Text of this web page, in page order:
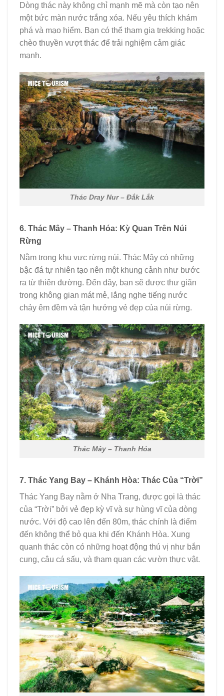
Dòng thác này không chỉ mạnh mẽ mà còn tạo nên
một bức màn nước trắng xóa. Nếu yêu thích khám
phá và mạo hiểm. Bạn có thể tham gia trekking hoặc
chèo thuyền vượt thác để trải nghiệm cảm giác
mạnh.
Thác Dray Nur – Đắk Lắk
6. Thác Mây – Thanh Hóa: Kỳ Quan Trên Núi
Rừng
Nằm trong khu vực rừng núi. Thác Mây có những
bậc đá tự nhiên tạo nên một khung cảnh như bước
ra từ thiên đường. Đến đây, bạn sẽ được thư giãn
trong không gian mát mẻ, lắng nghe tiếng nước
chảy êm đềm và tận hưởng vẻ đẹp của núi rừng.
Thác Mây – Thanh Hóa
7. Thác Yang Bay – Khánh Hòa: Thác Của “Trời”
Thác Yang Bay nằm ở Nha Trang, được gọi là thác
của “Trời” bởi vẻ đẹp kỳ vĩ và sự hùng vĩ của dòng
nước. Với độ cao lên đến 80m, thác chính là điểm
đến không thể bỏ qua khi đến Khánh Hòa. Xung
quanh thác còn có những hoạt động thú vị như bắn
cung, câu cá sấu, và tham quan các vườn thực vật.